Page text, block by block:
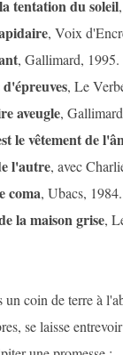
tentation du soleil
, Voix
, Gallimard,
, Le
aveugle,
le vêtement de
l'autre, avec
coma, Ubacs, 1984.
la maison grise,
un coin de terre à
se laisse